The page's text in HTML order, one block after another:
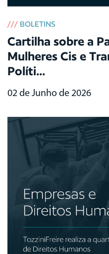
/// BOLETINS
Cartilha sobre a
Mulheres Cis e
Políti...
02 de Junho de 2026